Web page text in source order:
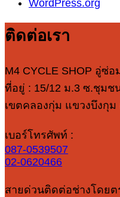
WordPress.org
ติดต่อเรา
M4 CYCLE SHOP อู่ซ่อ
ที่อยู่ : 15/12 ม.3 ซ.ชุม
เขตคลองกุ่ม แขวงบึงกุม
เบอร์โทรศัพท์ :
087-0539507
02-0620466
สายด่วนติดต่อช่างโดยต